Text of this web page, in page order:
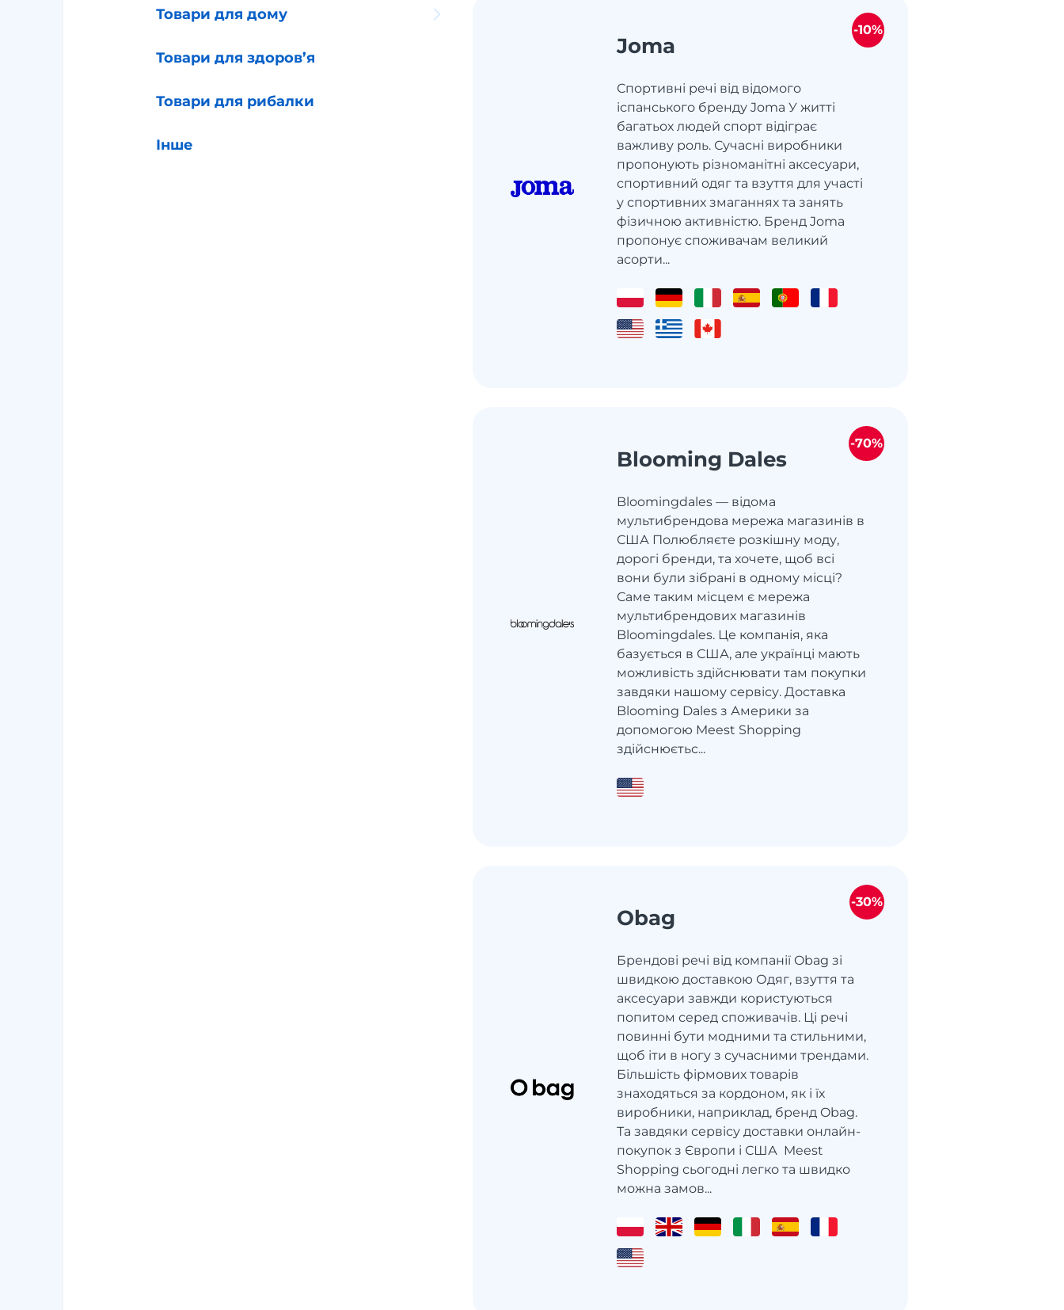
Товари для дому
Товари для здоров’я
Товари для рибалки
Інше
Joma
Спортивні речі від відомого
іспанського бренду Joma У житті
багатьох людей спорт відіграє
важливу роль. Сучасні виробники
пропонують різноманітні аксесуари,
спортивний одяг та взуття для участі
у спортивних змаганнях та занять
фізичною активністю. Бренд Joma
пропонує споживачам великий
асорти...
-10%
Blooming Dales
Bloomingdales — відома
мультибрендова мережа магазинів в
США Полюбляєте розкішну моду,
дорогі бренди, та хочете, щоб всі
вони були зібрані в одному місці?
Саме таким місцем є мережа
мультибрендових магазинів
Bloomingdales. Це компанія, яка
базується в США, але українці мають
можливість здійснювати там покупки
завдяки нашому сервісу. Доставка
Blooming Dales з Америки за
допомогою Meest Shopping
здійснюєтьс...
-70%
Obag
Брендові речі від компанії Obag зі
швидкою доставкою Одяг, взуття та
аксесуари завжди користуються
попитом серед споживачів. Ці речі
повинні бути модними та стильними,
щоб іти в ногу з сучасними трендами.
Більшість фірмових товарів
знаходяться за кордоном, як і їх
виробники, наприклад, бренд Obag.
Та завдяки сервісу доставки онлайн-
покупок з Європи і США Meest
Shopping сьогодні легко та швидко
можна замов...
-30%